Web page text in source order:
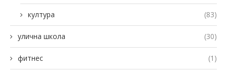
култура (83)
улична школа (30)
фитнес (1)